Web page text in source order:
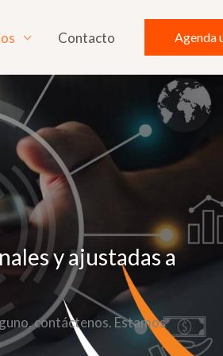
Contacto Agenda
y ajustadas a
contáctenos. Estamos